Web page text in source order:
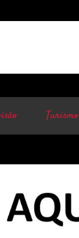
Turismo